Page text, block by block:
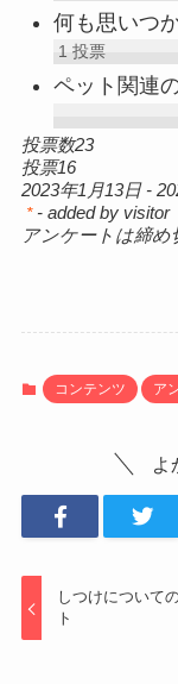
何も思いつ
1投票
ペット関連
投票数23
投票16
2023年1月13日-
*- added by visitor
アンケートは締め
コンテンツ ア
よ
しつけについて
ト